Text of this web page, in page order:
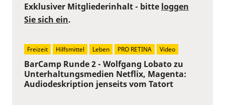
BarCamp Runde 2 - Wolfgang Lobato zu
Unterhaltungsmedien Netflix, Magenta:
Audiodeskription jenseits vom Tatort
Exklusiver Mitgliederinhalt - bitte loggen
Sie sich ein.
Freizeit Hilfsmittel Leben PRO RETINA Video